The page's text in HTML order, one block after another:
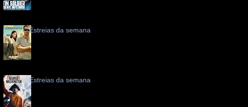
Estreias da semana
Estreias da semana